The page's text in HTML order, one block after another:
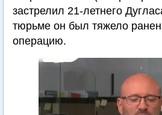
застрелил 21-летнего
тюрьме он был тяжело
операцию.